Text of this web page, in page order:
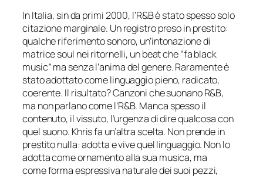
In Italia, sin da primi 2000, l’R&B è stato spesso solo
citazione marginale. Un registro preso in prestito:
qualche riferimento sonoro, un’intonazione di
matrice soul nei ritornelli, un beat che “fa black
music” ma senza l’anima del genere. Raramente è
stato adottato come linguaggio pieno, radicato,
coerente. Il risultato? Canzoni che suonano R&B,
ma non parlano come l’R&B. Manca spesso il
contenuto, il vissuto, l’urgenza di dire qualcosa con
quel suono. Khris fa un’altra scelta. Non prende in
prestito nulla: adotta e vive quel linguaggio. Non lo
adotta come ornamento alla sua musica, ma
come forma espressiva naturale dei suoi pezzi,